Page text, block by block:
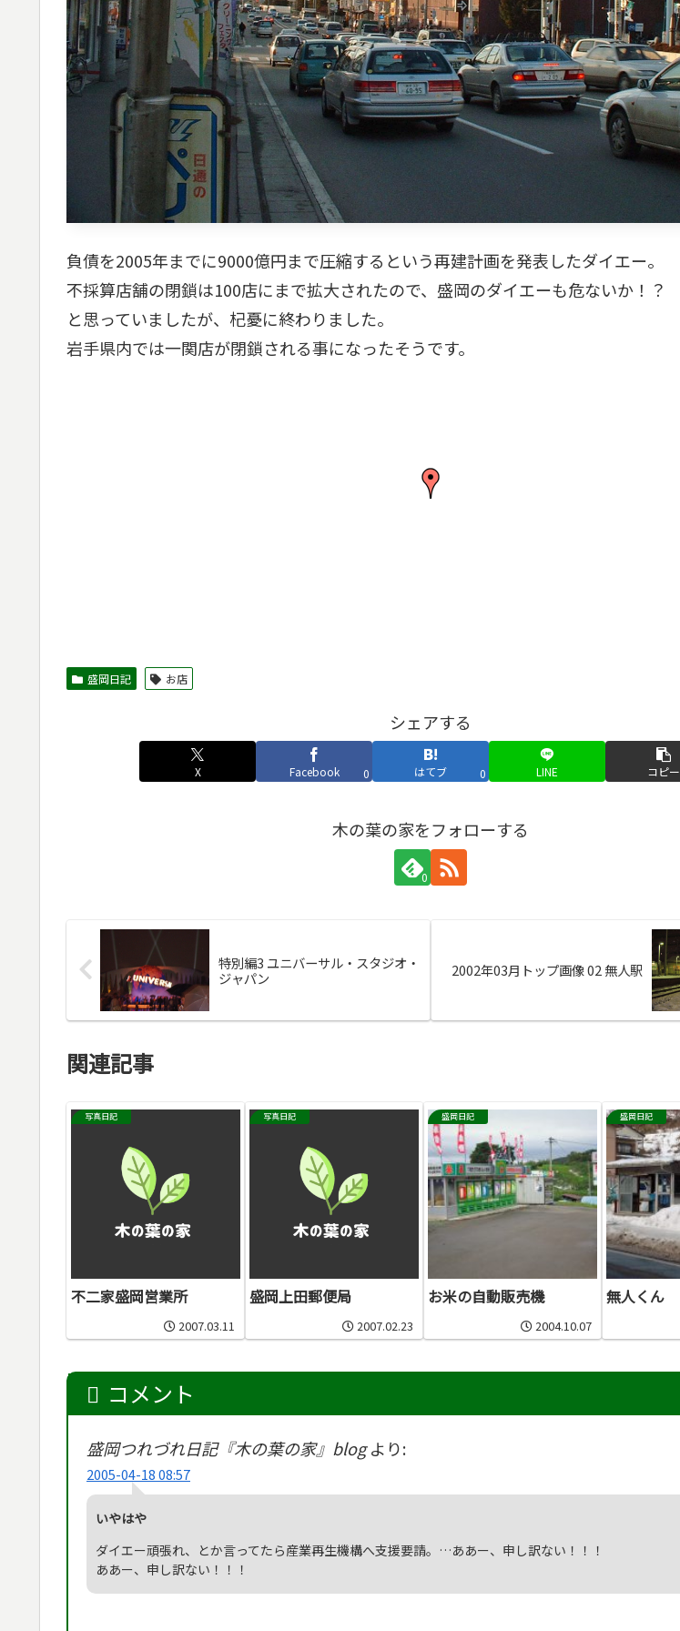
負債を2005年までに9000億円まで圧縮するという再建計画を発表したダイエー。
不採算店舗の閉鎖は100店にまで拡大されたので、盛岡のダイエーも危ないか！？
と思っていましたが、杞憂に終わりました。
岩手県内では一関店が閉鎖される事になったそうです。
盛岡日記 お店
シェアする
X Facebook 0 はてブ 0 LINE コピー
木の葉の家をフォローする
0
特別編3 ユニバーサル・スタジオ・
ジャパン
2002年03月トップ画像 02 無人駅
関連記事
写真日記
不二家盛岡営業所
2007.03.11
写真日記
盛岡上田郵便局
2007.02.23
盛岡日記
お米の自動販売機
2004.10.07
盛岡日記
無人くん
コメント
盛岡つれづれ日記『木の葉の家』blog より:
2005-04-18 08:57
いやはや
ダイエー頑張れ、とか言ってたら産業再生機構へ支援要請。…ああー、申し訳ない！！！
ああー、申し訳ない！！！